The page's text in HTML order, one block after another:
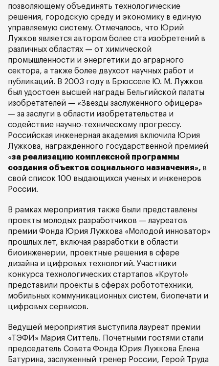
позволяющему объединять технологические
решения, городскую среду и экономику в единую
управляемую систему. Отмечалось, что Юрий
Лужков является автором более ста изобретений в
различных областях — от химической
промышленности и энергетики до аграрного
сектора, а также более двухсот научных работ и
публикаций. В 2003 году в Брюсселе Ю. М. Лужков
был удостоен высшей награды Бельгийской палаты
изобретателей — «Звезды заслуженного офицера»
— за заслуги в области изобретательства и
содействие научно-техническому прогрессу.
Российская инженерная академия включила Юрия
Лужкова, награжденного государственной премией
«за реализацию комплексной программы
создания объектов социального назначения», в
свой список 100 выдающихся ученых и инженеров
России.
В рамках мероприятия также были представлены
проекты молодых разработчиков — лауреатов
премии Фонда Юрия Лужкова «Молодой инноватор»
прошлых лет, включая разработки в области
биоинженерии, проектные решения в сфере
дизайна и цифровых технологий. Участники
конкурса технологических стартапов «Круто!»
представили проекты в сферах робототехники,
мобильных коммуникационных систем, биопечати и
цифровых сервисов.
Ведущей мероприятия выступила лауреат премии
«ТЭФИ» Мария Ситтель. Почетными гостями стали
председатель Совета Фонда Юрия Лужкова Елена
Батурина, заслуженный тренер России, Герой Труда